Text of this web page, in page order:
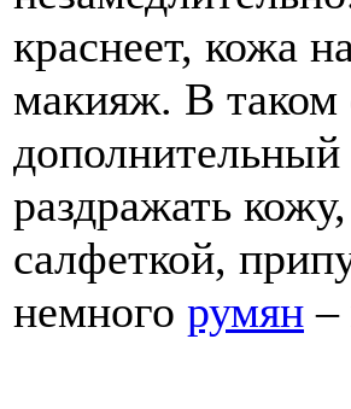
краснеет, кожа
макияж. В таком
раздражать
салфеткой,
немного румян –